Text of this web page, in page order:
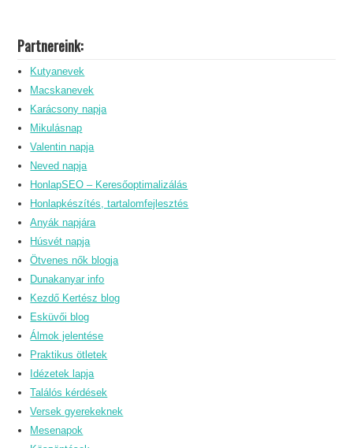
Partnereink:
Kutyanevek
Macskanevek
Karácsony napja
Mikulásnap
Valentin napja
Neved napja
HonlapSEO – Keresőoptimalizálás
Honlapkészítés, tartalomfejlesztés
Anyák napjára
Húsvét napja
Ötvenes nők blogja
Dunakanyar info
Kezdő Kertész blog
Esküvői blog
Álmok jelentése
Praktikus ötletek
Idézetek lapja
Találós kérdések
Versek gyerekeknek
Mesenapok